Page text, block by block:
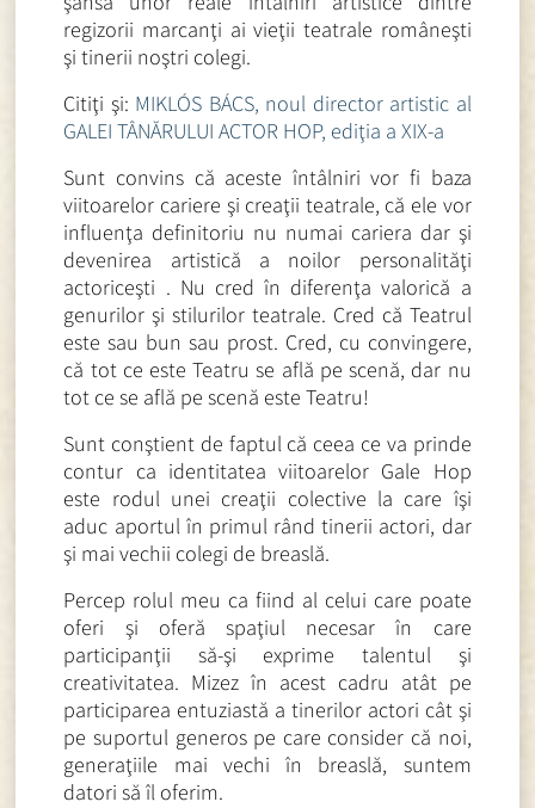
regizorii marcanţi ai vieţii teatrale româneşti
şi tinerii noştri colegi.
Citiţi şi: MIKLÓS BÁCS, noul director artistic al
GALEI TÂNĂRULUI ACTOR HOP, ediţia a XIX-a
Sunt convins că aceste întâlniri vor fi baza
viitoarelor cariere şi creaţii teatrale, că ele vor
influenţa definitoriu nu numai cariera dar şi
devenirea artistică a noilor personalităţi
actoriceşti . Nu cred în diferenţa valorică a
genurilor şi stilurilor teatrale. Cred că Teatrul
este sau bun sau prost. Cred, cu convingere,
că tot ce este Teatru se află pe scenă, dar nu
tot ce se află pe scenă este Teatru!
Sunt conştient de faptul că ceea ce va prinde
contur ca identitatea viitoarelor Gale Hop
este rodul unei creaţii colective la care îşi
aduc aportul în primul rând tinerii actori, dar
şi mai vechii colegi de breaslă.
Percep rolul meu ca fiind al celui care poate
oferi şi oferă spaţiul necesar în care
participanţii să-şi exprime talentul şi
creativitatea. Mizez în acest cadru atât pe
participarea entuziastă a tinerilor actori cât şi
pe suportul generos pe care consider că noi,
generaţiile mai vechi în breaslă, suntem
datori să îl oferim.